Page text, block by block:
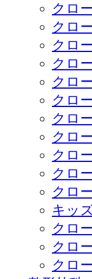
クロ
クロ
クロ
クロ
クロ
クロ
クロ
クロ
クロ
クロ
クロ
キッ
クロ
クロ
クロ